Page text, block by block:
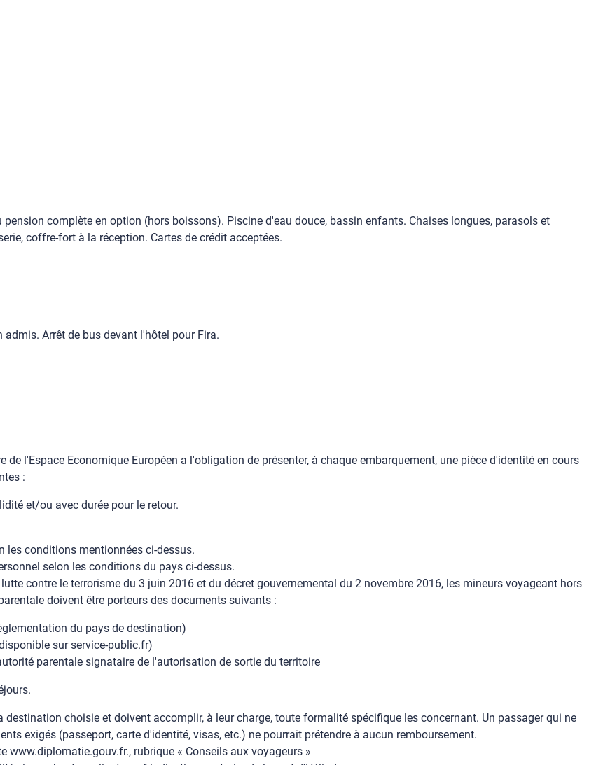
complète en option (hors boissons). Piscine d'eau douce, bassin enfants. Chaises longues, parasols et
coffre-fort à la réception. Cartes de crédit acceptées.
Arrêt de bus devant l'hôtel pour Fira.
l'Espace Economique Européen a l'obligation de présenter, à chaque embarquement, une pièce d'identité en cours
:
et/ou avec durée pour le retour.
les conditions mentionnées ci-dessus.
selon les conditions du pays ci-dessus.
contre le terrorisme du 3 juin 2016 et du décret gouvernemental du 2 novembre 2016, les mineurs voyageant hors
doivent être porteurs des documents suivants :
du pays de destination)
sur service-public.fr)
parentale signataire de l'autorisation de sortie du territoire
choisie et doivent accomplir, à leur charge, toute formalité spécifique les concernant. Un passager qui ne
exigés (passeport, carte d'identité, visas, etc.) ne pourrait prétendre à aucun remboursement.
www.diplomatie.gouv.fr., rubrique « Conseils aux voyageurs »